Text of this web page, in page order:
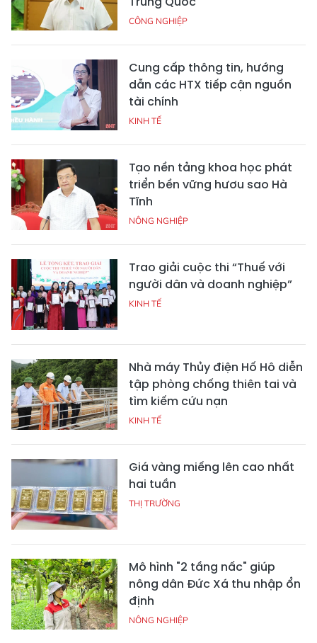
CÔNG NGHIỆP
Cung cấp thông tin, hướng
dẫn các HTX tiếp cận nguồn
tài chính
KINH TẾ
Tạo nền tảng khoa học phát
triển bền vững hươu sao Hà
Tĩnh
NÔNG NGHIỆP
Trao giải cuộc thi “Thuế với
người dân và doanh nghiệp”
KINH TẾ
Nhà máy Thủy điện Hố Hô diễn
tập phòng chống thiên tai và
tìm kiếm cứu nạn
KINH TẾ
Giá vàng miếng lên cao nhất
hai tuần
THỊ TRƯỜNG
Mô hình "2 tầng nấc" giúp
nông dân Đức Xá thu nhập ổn
định
NÔNG NGHIỆP